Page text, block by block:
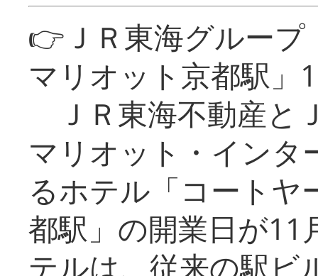
👉ＪＲ東海グルー
マリオット京都駅」
ＪＲ東海不動産と
マリオット・インタ
るホテル「コートヤ
都駅」の開業日が11
テルは、従来の駅ビ